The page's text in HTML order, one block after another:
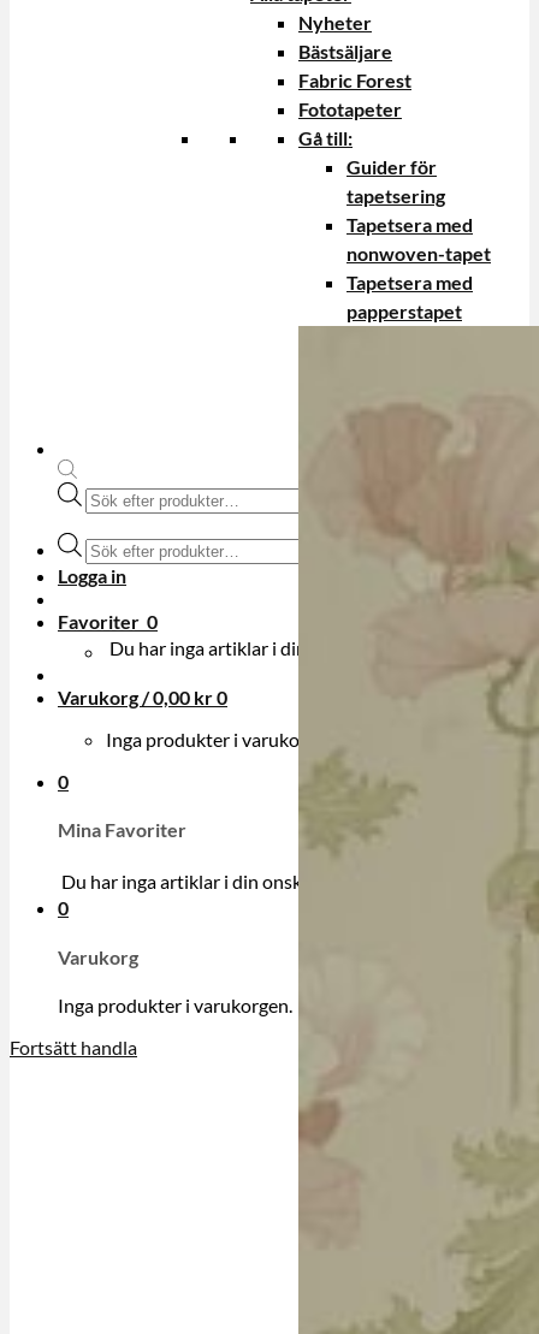
Produktsökning
Produktsökning
Logga in
Favoriter 0
Du har inga artiklar i din onskelista.
Varukorg /0,00 kr0
Inga produkter i varukorgen.
0
Mina Favoriter
Du har inga artiklar i din onskelista.
0
Varukorg
Inga produkter i varukorgen.
Fortsätt handla
Nyheter
Bästsäljare
Fabric Forest
Fototapeter
Gå till:
Guider för
tapetsering
Tapetsera med
nonwoven-tapet
Tapetsera med
papperstapet